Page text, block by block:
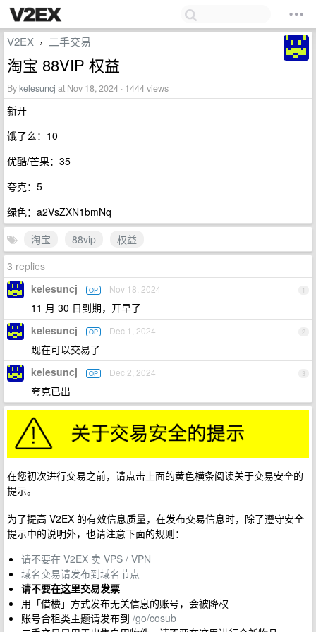
V2EX › 二手交易
淘宝 88VIP 权益
Bykelesuncj at Nov 18, 2024 · 1444 views
新开
饿了么：10
优酷/芒果：35
夸克：5
绿色：a2VsZXN1bmNq
淘宝
88vip
权益
3 replies
1
kelesuncj OP Nov 18, 2024
11 月 30 日到期，开早了
2
kelesuncj OP Dec 1, 2024
现在可以交易了
3
kelesuncj OP Dec 2, 2024
夸克已出
在您初次进行交易之前，请点击上面的黄色横条阅读关于交易安全的
提示。
为了提高 V2EX 的有效信息质量，在发布交易信息时，除了遵守安全
提示中的说明外，也请注意下面的规则：
请不要在 V2EX 卖 VPS / VPN
域名交易请发布到域名节点
请不要在这里交易发票
用「借楼」方式发布无关信息的账号，会被降权
账号合租类主题请发布到 /go/cosub